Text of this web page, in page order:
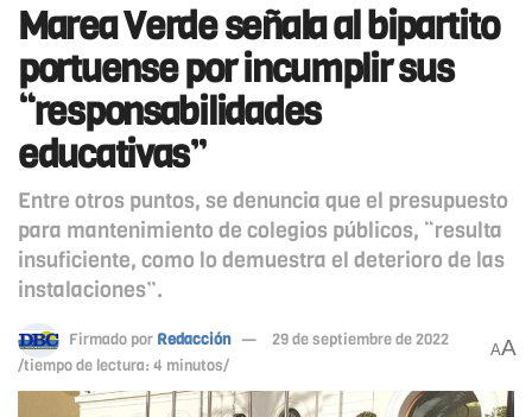
Marea Verde señala al bipartito
portuense por incumplir sus
“responsabilidades
educativas”
Entre otros puntos, se denuncia que el presupuesto
para mantenimiento de colegios públicos, “resulta
insuficiente, como lo demuestra el deterioro de las
instalaciones”.
Firmado por Redacción
29 de septiembre de 2022
/tiempo de lectura: 4 minutos/
AA